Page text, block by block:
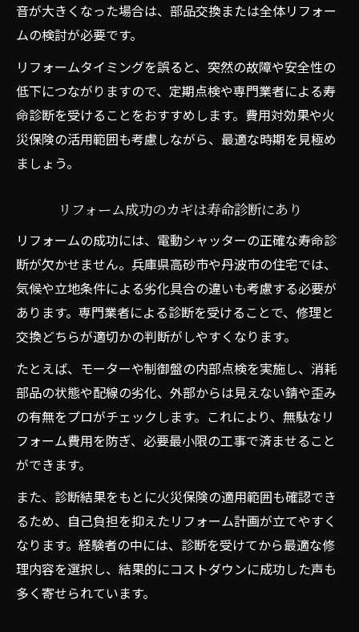
安心の住まいへ導くリフォームの極意
リフォームで叶える安心安全な住まいづく
り
リフォームで住まいの防犯性と快適性を強
化
安心の住まいへ導くリフォーム実践ポイン
音が大きくなった場合は、部品交換または全体リフォー
ムの検討が必要です。
リフォームタイミングを誤ると、突然の故障や安全性の
低下につながりますので、定期点検や専門業者による寿
命診断を受けることをおすすめします。費用対効果や火
災保険の活用範囲も考慮しながら、最適な時期を見極め
ましょう。
リフォーム成功のカギは寿命診断にあり
リフォームの成功には、電動シャッターの正確な寿命診
断が欠かせません。兵庫県高砂市や丹波市の住宅では、
気候や立地条件による劣化具合の違いも考慮する必要が
あります。専門業者による診断を受けることで、修理と
交換どちらが適切かの判断がしやすくなります。
たとえば、モーターや制御盤の内部点検を実施し、消耗
部品の状態や配線の劣化、外部からは見えない錆や歪み
の有無をプロがチェックします。これにより、無駄なリ
フォーム費用を防ぎ、必要最小限の工事で済ませること
ができます。
また、診断結果をもとに火災保険の適用範囲も確認でき
るため、自己負担を抑えたリフォーム計画が立てやすく
なります。経験者の中には、診断を受けてから最適な修
理内容を選択し、結果的にコストダウンに成功した声も
多く寄せられています。